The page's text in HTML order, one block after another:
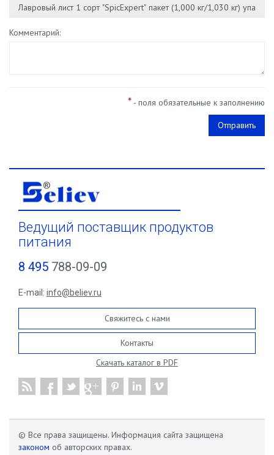
Комментарий:
* - поля обязательные к заполнению
Ведущий поставщик продуктов
питания
8 495 788-09-09
E-mail: info@believ.ru
Свяжитесь с нами
Контакты
Скачать каталог в PDF
© Все права защищены. Информация сайта защищена
законом об авторских правах.